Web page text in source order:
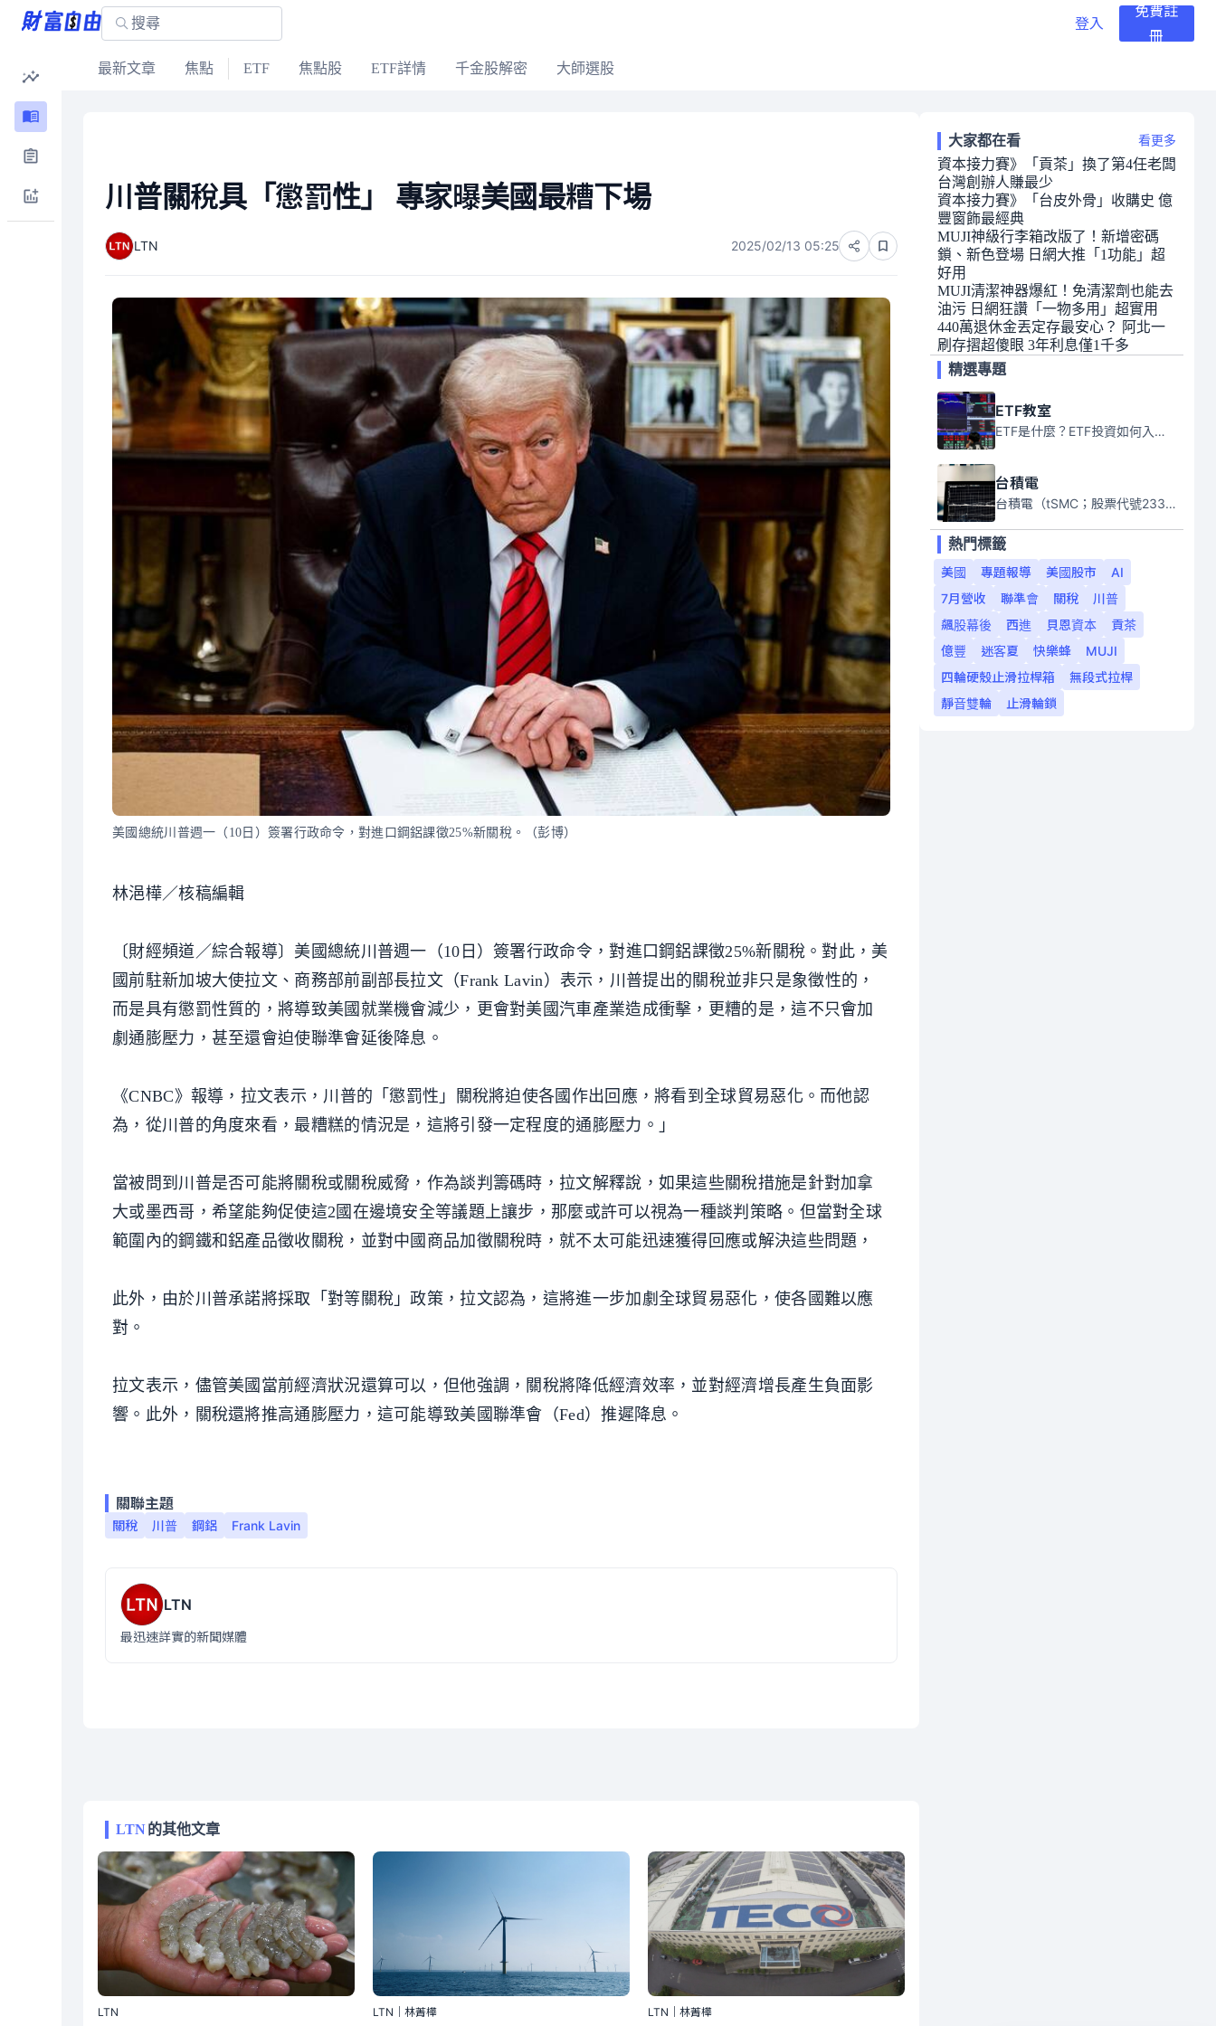
登入
免費註
冊
最新文章 焦點 ETF 焦點股 ETF詳情 千金股解密 大師選股
川普關稅具「懲罰性」 專家曝美國最糟下場
LTN 2025/02/13 05:25
美國總統川普週一（10日）簽署行政命令，對進口鋼鋁課徵25%新關稅。（彭博）
林浥樺／核稿編輯
〔財經頻道／綜合報導〕美國總統川普週一（10日）簽署行政命令，對進口鋼鋁課徵25%新關稅。對此，美
國前駐新加坡大使拉文、商務部前副部長拉文（Frank Lavin）表示，川普提出的關稅並非只是象徵性的，
而是具有懲罰性質的，將導致美國就業機會減少，更會對美國汽車產業造成衝擊，更糟的是，這不只會加
劇通膨壓力，甚至還會迫使聯準會延後降息。
《CNBC》報導，拉文表示，川普的「懲罰性」關稅將迫使各國作出回應，將看到全球貿易惡化。而他認
為，從川普的角度來看，最糟糕的情況是，這將引發一定程度的通膨壓力。」
當被問到川普是否可能將關稅或關稅威脅，作為談判籌碼時，拉文解釋說，如果這些關稅措施是針對加拿
大或墨西哥，希望能夠促使這2國在邊境安全等議題上讓步，那麼或許可以視為一種談判策略。但當對全球
範圍內的鋼鐵和鋁產品徵收關稅，並對中國商品加徵關稅時，就不太可能迅速獲得回應或解決這些問題，
此外，由於川普承諾將採取「對等關稅」政策，拉文認為，這將進一步加劇全球貿易惡化，使各國難以應
對。
拉文表示，儘管美國當前經濟狀況還算可以，但他強調，關稅將降低經濟效率，並對經濟增長產生負面影
響。此外，關稅還將推高通膨壓力，這可能導致美國聯準會（Fed）推遲降息。
關聯主題
關稅 川普 鋼鋁 Frank Lavin
LTN
最迅速詳實的新聞媒體
LTN的其他文章
LTN LTN｜林菁樺 LTN｜林菁樺
大家都在看 看更多
資本接力賽》「貢茶」換了第4任老闆
台灣創辦人賺最少
資本接力賽》「台皮外骨」收購史 億
豐窗飾最經典
MUJI神級行李箱改版了！新增密碼
鎖、新色登場 日網大推「1功能」超
好用
MUJI清潔神器爆紅！免清潔劑也能去
油污 日網狂讚「一物多用」超實用
440萬退休金丟定存最安心？ 阿北一
刷存摺超傻眼 3年利息僅1千多
精選專題
ETF教室
ETF是什麼？ETF投資如何入門？本系列專題文章將會告訴你新手必須知道的ETF基礎知識。
台積電
台積電（tSMC；股票代號2330）是全球領先的半導體代工公司，成立於1987年，總部位於台灣新竹。且已於美國、日本、德國及中國設廠，台積電是全球首家專業積體電路製造服務公司，也是全球最先進和最大規模的半導體代工廠。
熱門標籤
美國
專題報導 美國股市
AI
7月營收
聯準會 關稅
川普
飆股幕後
西進 貝恩資本
貢茶
億豐
迷客夏 快樂蜂
MUJI
四輪硬殼止滑拉桿箱
無段式拉桿
靜音雙輪
止滑輪鎖